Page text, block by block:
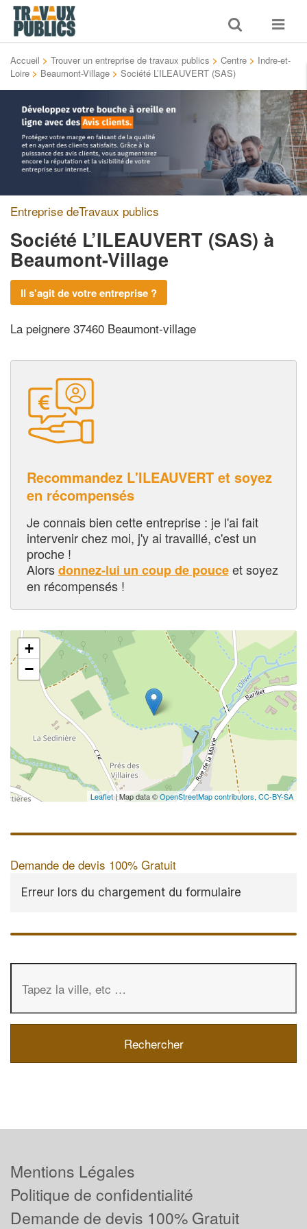
Toggle
search
Toggle
Accueil > Trouver un entreprise de travaux publics > Centre > Indre-et-
Loire > Beaumont-Village > Société L’ILEAUVERT (SAS)
Entreprise deTravaux publics
Société L’ILEAUVERT (SAS) à
Beaumont-Village
Il s'agit de votre entreprise ?
La peignere 37460 Beaumont-village
Recommandez L'ILEAUVERT et soyez
en récompensés
Je connais bien cette entreprise : je l'ai fait
intervenir chez moi, j'y ai travaillé, c'est un
proche !
Alorsdonnez-lui un coup de pouceet soyez
en récompensés !
+
−
Leaflet| Map data ©OpenStreetMap contributors, CC-BY-SA
Demande de devis 100% Gratuit
Erreur lors du chargement du formulaire
Mentions Légales
Politique de confidentialité
Demande de devis 100% Gratuit